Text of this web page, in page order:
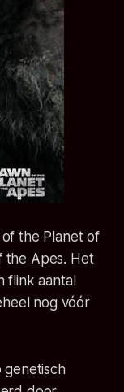
the Planet of
the Apes. Het
flink aantal
nog vóór